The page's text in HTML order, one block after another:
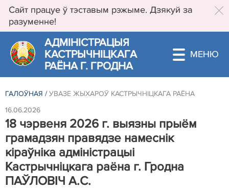
Сайт працуе ў тэставым рэжыме. Дзякуй за
разуменне!
АДМIНIСТРАЦЫЯ
КАСТРЫЧНIЦКАГА
РАЁНА Г. ГРОДНА
ГАЛОЎНАЯ / УВАЗЕ ЖЫХАРОЎ КАСТРЫЧНІЦКАГА РАЁНА
16.06.2026
18 чэрвеня 2026 г. выязны прыём
грамадзян правядзе намеснік
кіраўніка адміністрацыі
Кастрычніцкага раёна г. Гродна
ПАЎЛОВІЧ А.С.